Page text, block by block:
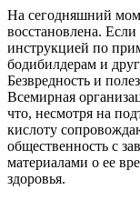
На сегодняшний
восстановлена. Если
инструкцией по
бодибилдерам и
Безвредность и
Всемирная
что, несмотря на
кислоту
общественность с
материалами о ее
здоровья.